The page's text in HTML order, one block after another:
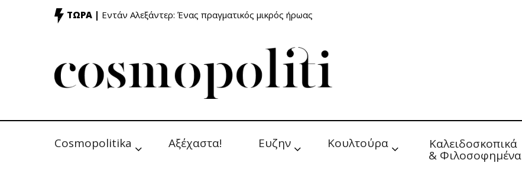
ΤΩΡΑ | Εντάν Αλεξάντερ: Ένας πραγματικός μικρός ήρωας
Cosmopolitika Αξέχαστα! Ευζην Κουλτούρα Καλειδοσκοπικά
& Φιλοσοφημένα